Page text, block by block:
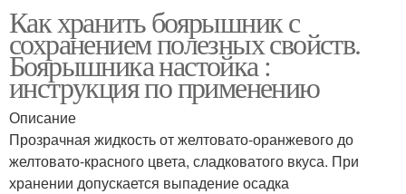
Как хранить боярышник с
сохранением полезных свойств.
Боярышника настойка :
инструкция по применению
Описание
Прозрачная жидкость от желтовато-оранжевого до
желтовато-красного цвета, сладковатого вкуса. При
хранении допускается выпадение осадка